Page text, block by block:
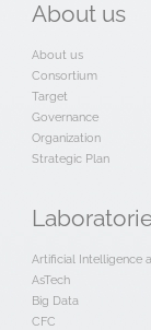
About us
About us
Consortium
Target
Governance
Organization
Strategic Plan
Artificial Intelligence
AsTech
Big Data
CFC